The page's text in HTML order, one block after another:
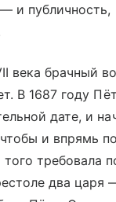
и
века брачный
В 1687 году
дате, и
и впрямь
требовала
два царя